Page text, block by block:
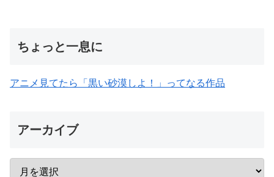
ちょっと一息に
アニメ見てたら「黒い砂漠しよ！」ってなる作品
アーカイブ